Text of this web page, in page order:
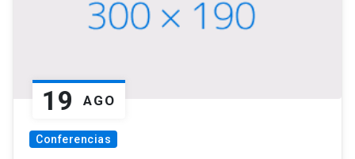
19 AGO
Conferencias